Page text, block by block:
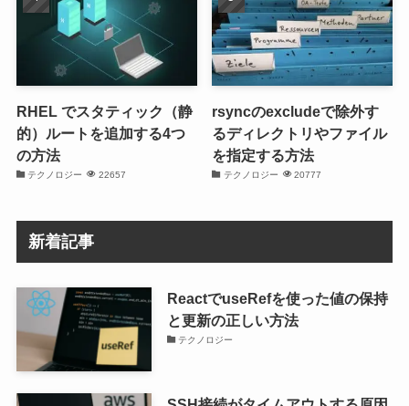
RHEL でスタティック（静
的）ルートを追加する4つ
の方法
テクノロジー 22657
rsyncのexcludeで除外す
るディレクトリやファイル
を指定する方法
テクノロジー 20777
新着記事
ReactでuseRefを使った値の保持
と更新の正しい方法
テクノロジー